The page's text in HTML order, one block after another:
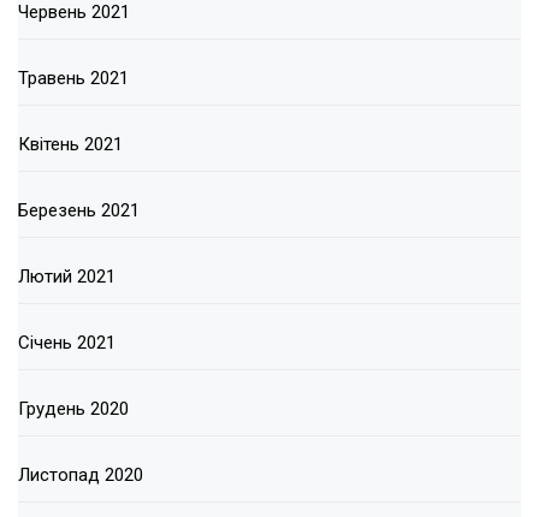
Червень 2021
Травень 2021
Квітень 2021
Березень 2021
Лютий 2021
Січень 2021
Грудень 2020
Листопад 2020